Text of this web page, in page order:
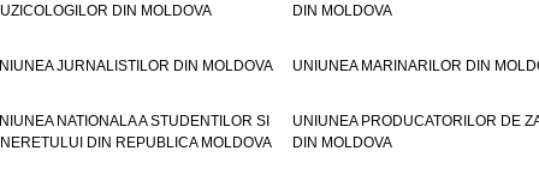
DIN MOLDOVA
DIN MOLDOVA
JURNALISTILOR DIN MOLDOVA UNIUNEA MARINARILOR DIN
NATIONALA A STUDENTILOR SI
DIN REPUBLICA MOLDOVA
UNIUNEA PRODUCATORILOR DE
DIN MOLDOVA